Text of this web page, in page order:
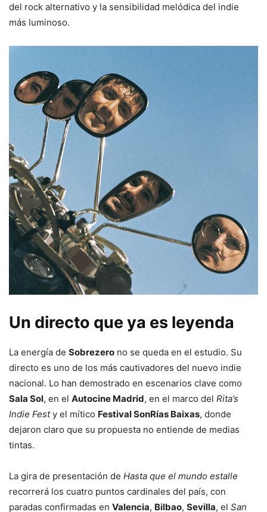
del rock alternativo y la sensibilidad melódica del indie
más luminoso.
Un directo que ya es leyenda
La energía de Sobrezero no se queda en el estudio. Su
directo es uno de los más cautivadores del nuevo indie
nacional. Lo han demostrado en escenarios clave como
Sala Sol, en el Autocine Madrid, en el marco del Rita’s
Indie Festy el mítico Festival SonRías Baixas, donde
dejaron claro que su propuesta no entiende de medias
tintas.
La gira de presentación de Hasta que el mundo estalle
recorrerá los cuatro puntos cardinales del país, con
paradas confirmadas en Valencia, Bilbao, Sevilla, el San